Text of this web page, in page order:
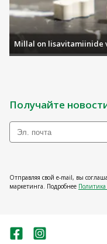
Millal on lisavitamiinide
Получайте
Отправляя свой e-mail, вы
маркетинга. Подробнее